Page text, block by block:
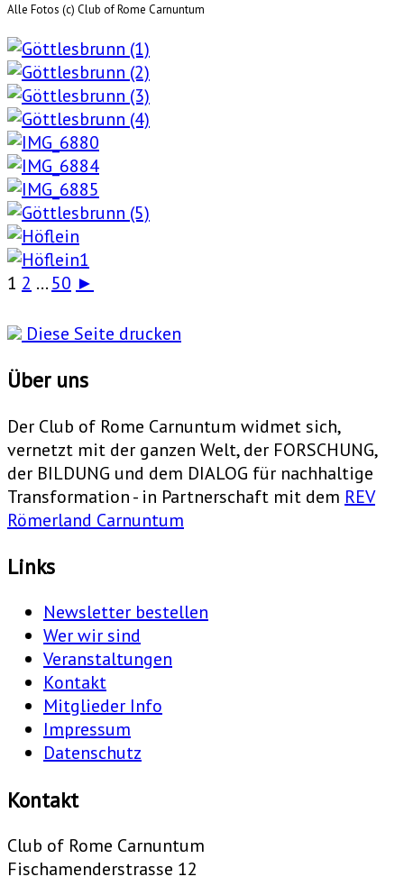
Alle Fotos (c) Club of Rome Carnuntum
1 2 ... 50 ►
Diese Seite drucken
Über uns
Der Club of Rome Carnuntum widmet sich,
vernetzt mit der ganzen Welt, der FORSCHUNG,
der BILDUNG und dem DIALOG für nachhaltige
Transformation - in Partnerschaft mit dem REV
Römerland Carnuntum
Links
Newsletter bestellen
Wer wir sind
Veranstaltungen
Kontakt
Mitglieder Info
Impressum
Datenschutz
Kontakt
Club of Rome Carnuntum
Fischamenderstrasse 12